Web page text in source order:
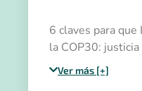
6 claves para
la COP30:
financiamiento,
prioridad política.
Ver más [+]